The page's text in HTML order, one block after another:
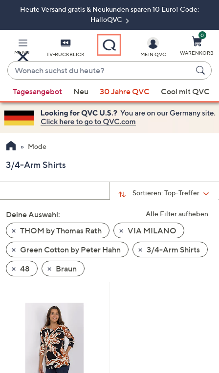
ZumHeute Versand gratis & Neukunden sparen 10 Euro! Code:
HalloQVC
MENÜ TV-RÜCKBLICK
Wonach
suchst
du
heute?
Vorschläge
verfügbar
sind,
verwenden
Sie
Pfeiltasten
nach
und
nach
unten
oder
wischen
Sie
auf
MEIN QVC
0
WARENKORB
Tagesangebot Neu 30 Jahre QVC Cool mit QVC
Mode
3/4-Arm Shirts
Sortieren:Top-Treffer
Alle Filter aufheben
Deine Auswahl:
THOM by Thomas Rath
VIA MILANO
Green Cotton by Peter Hahn
3/4-Arm Shirts
48
Braun